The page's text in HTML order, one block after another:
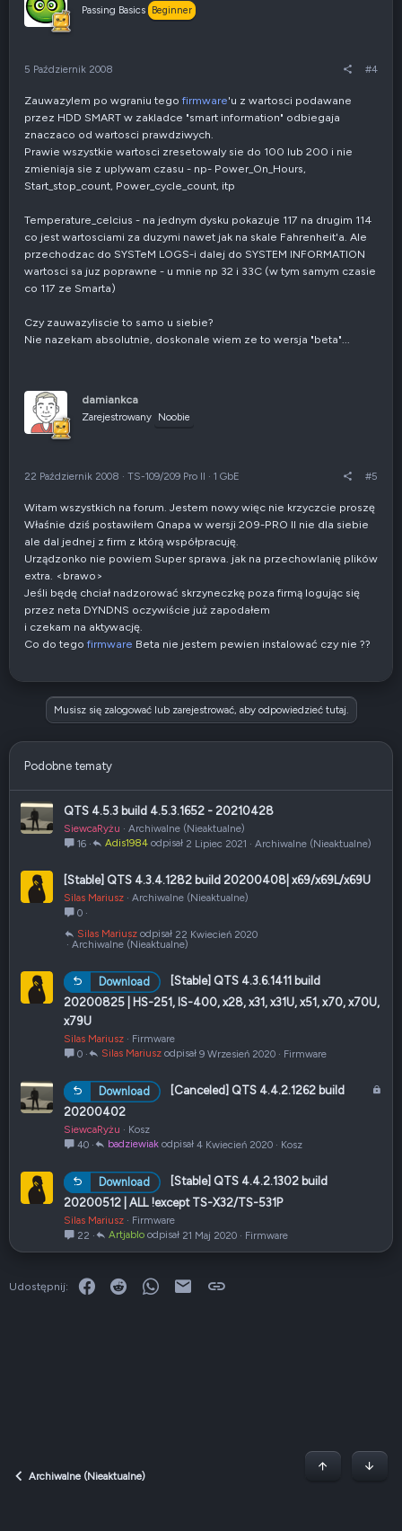
Passing Basics Beginner
5 Październik 2008 #4
Zauwazylem po wgraniu tegofirmware'u z wartosci podawane
przez HDD SMART w zakladce "smart information" odbiegaja
znaczaco od wartosci prawdziwych.
Prawie wszystkie wartosci zresetowaly sie do 100 lub 200 i nie
zmieniaja sie z uplywam czasu - np- Power_On_Hours,
Start_stop_count, Power_cycle_count, itp
Temperature_celcius - na jednym dysku pokazuje 117 na drugim 114
co jest wartosciami za duzymi nawet jak na skale Fahrenheit'a. Ale
przechodzac do SYSTeM LOGS-i dalej do SYSTEM INFORMATION
wartosci sa juz poprawne - u mnie np 32 i 33C (w tym samym czasie
co 117 ze Smarta)
Czy zauwazyliscie to samo u siebie?
Nie nazekam absolutnie, doskonale wiem ze to wersja "beta"...
damiankca
Zarejestrowany Noobie
22 Październik 2008 · TS-109/209 Pro II · 1 GbE #5
Witam wszystkich na forum. Jestem nowy więc nie krzyczcie proszę
Właśnie dziś postawiłem Qnapa w wersji 209-PRO II nie dla siebie
ale dal jednej z firm z którą współpracuję.
Urządzonko nie powiem Super sprawa. jak na przechowlanię plików
extra. <brawo>
Jeśli będę chciał nadzorować skrzyneczkę poza firmą logując się
przez neta DYNDNS oczywiście już zapodałem
i czekam na aktywację.
Co do tegofirmware Beta nie jestem pewien instalować czy nie ??
Musisz się zalogować lub zarejestrować, aby odpowiedzieć tutaj.
Podobne tematy
QTS 4.5.3 build 4.5.3.1652 - 20210428
SiewcaRyżu
Archiwalne (Nieaktualne)
16
Archiwalne (Nieaktualne)
2 Lipiec 2021
Adis1984
[Stable] QTS 4.3.4.1282 build 20200408| x69/x69L/x69U
Silas Mariusz
Archiwalne (Nieaktualne)
0
Archiwalne (Nieaktualne)
22 Kwiecień 2020
Silas Mariusz
Download
[Stable] QTS 4.3.6.1411 build
20200825 | HS-251, IS-400, x28, x31, x31U, x51, x70, x70U,
x79U
Silas Mariusz
Firmware
0
Firmware
9 Wrzesień 2020
Silas Mariusz
Download
[Canceled] QTS 4.4.2.1262 build
20200402
SiewcaRyżu
Kosz
40
Kosz
4 Kwiecień 2020
badziewiak
Download
[Stable] QTS 4.4.2.1302 build
20200512 | ALL !except TS-X32/TS-531P
Silas Mariusz
Firmware
22
Firmware
21 Maj 2020
Artjablo
Udostępnij: Facebook
Reddit WhatsApp
E-mailLink
Archiwalne (Nieaktualne) PoczątekDół